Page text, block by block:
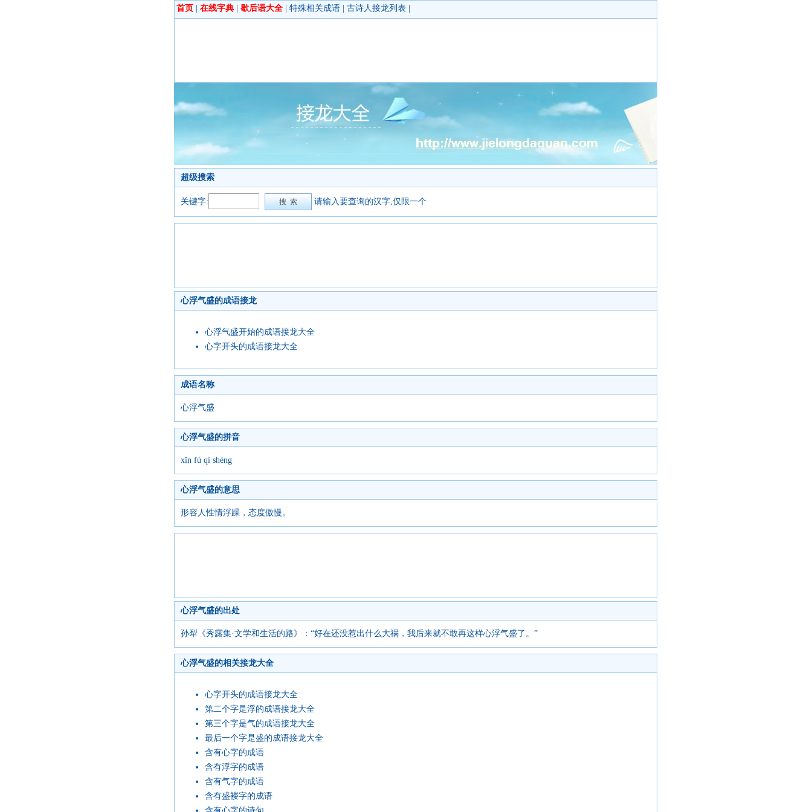
首页 在线字典 歇后语大全 特殊相关成语 古诗人接龙列表
超级搜索
关键字: 请输入要查询的汉字,仅限一个
心浮气盛的成语接龙
心浮气盛开始的成语接龙大全
心字开头的成语接龙大全
成语名称
心浮气盛
心浮气盛的拼音
xīn fú qì shèng
心浮气盛的意思
形容人性情浮躁，态度傲慢。
心浮气盛的出处
孙犁《秀露集·文学和生活的路》：“好在还没惹出什么大祸，我后来就不敢再这样心浮气盛了。”
心浮气盛的相关接龙大全
心字开头的成语接龙大全
第二个字是浮的成语接龙大全
第三个字是气的成语接龙大全
最后一个字是盛的成语接龙大全
含有心字的成语
含有浮字的成语
含有气字的成语
含有盛褛字的成语